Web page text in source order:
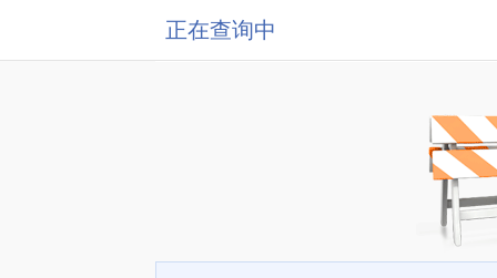
正在查询中